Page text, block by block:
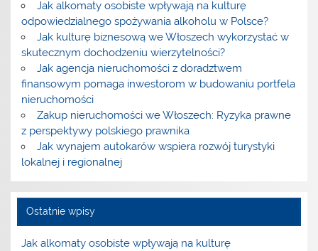
Jak alkomaty osobiste wpływają na kulturę
odpowiedzialnego spożywania alkoholu w Polsce?
Jak kulturę biznesową we Włoszech wykorzystać w
skutecznym dochodzeniu wierzytelności?
Jak agencja nieruchomości z doradztwem
finansowym pomaga inwestorom w budowaniu portfela
nieruchomości
Zakup nieruchomości we Włoszech: Ryzyka prawne
z perspektywy polskiego prawnika
Jak wynajem autokarów wspiera rozwój turystyki
lokalnej i regionalnej
Ostatnie wpisy
Jak alkomaty osobiste wpływają na kulturę